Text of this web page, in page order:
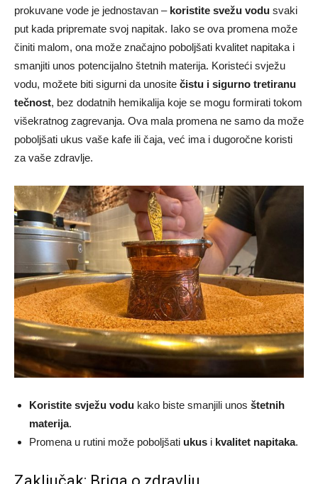
prokuvane vode je jednostavan – koristite svežu vodu svaki
put kada pripremate svoj napitak. Iako se ova promena može
činiti malom, ona može značajno poboljšati kvalitet napitaka i
smanjiti unos potencijalno štetnih materija. Koristeći svježu
vodu, možete biti sigurni da unosite čistu i sigurno tretiranu
tečnost, bez dodatnih hemikalija koje se mogu formirati tokom
višekratnog zagrevanja. Ova mala promena ne samo da može
poboljšati ukus vaše kafe ili čaja, već ima i dugoročne koristi
za vaše zdravlje.
Koristite svježu vodu kako biste smanjili unos štetnih
materija.
Promena u rutini može poboljšati ukus i kvalitet napitaka.